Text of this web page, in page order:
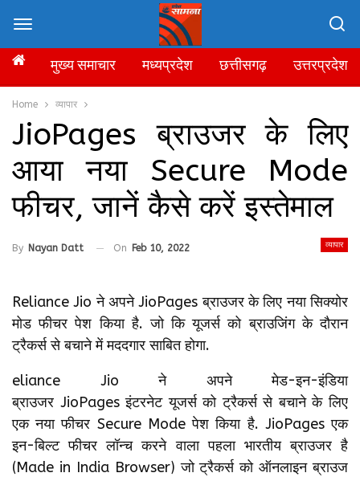
Home व्यापार
JioPages ब्राउजर के लिए
आया नया Secure Mode
फीचर, जानें कैसे करें इस्तेमाल
व्यापार
By Nayan Datt On Feb 10, 2022
Reliance Jio ने अपने JioPages ब्राउजर के लिए नया सिक्योर
मोड फीचर पेश किया है. जो कि यूजर्स को ब्रा​उजिंग के दौरान
ट्रैकर्स से बचाने में मददगार साबित होगा.
eliance Jio ने अपने मेड-इन-इंडिया
ब्राउजर JioPages इंटरनेट यूजर्स को ट्रैकर्स से बचाने के लिए
एक नया फीचर Secure Mode पेश किया है. JioPages एक
इन-बिल्ट फीचर लॉन्च करने वाला पहला भारतीय ब्राउजर है
(Made in India Browser) जो ट्रैकर्स को ऑनलाइन ब्राउज
मुख्य समाचार मध्यप्रदेश छत्तीसगढ़ उत्तरप्रदेश